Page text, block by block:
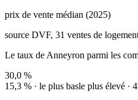
prix de vente médian (2025)
source DVF, 31 ventes de
Le taux de Anneyron parmi les
30,0 %
15,3 % · le plus basle plus élevé ·